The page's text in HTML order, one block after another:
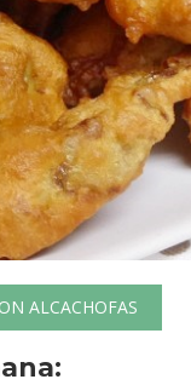
ALCACHOFAS